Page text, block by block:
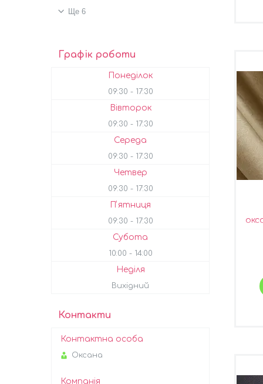
Ще 6
Графік роботи
Понеділок
09:30 17:30
Вівторок
09:30 17:30
Середа
09:30 17:30
Четвер
09:30 17:30
Пʼятниця
09:30 17:30
Субота
10:00 14:00
Неділя
Вихідний
Контакти
Оксана